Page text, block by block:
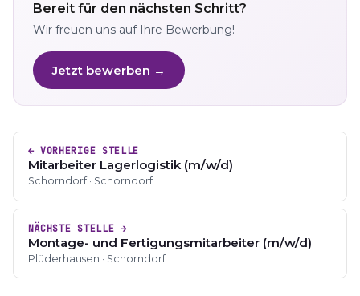
Bereit für den nächsten Schritt?
Wir freuen uns auf Ihre Bewerbung!
Jetzt bewerben →
← VORHERIGE STELLE
Mitarbeiter Lagerlogistik (m/w/d)
Schorndorf · Schorndorf
NÄCHSTE STELLE →
Montage- und Fertigungsmitarbeiter (m/w/d)
Plüderhausen · Schorndorf